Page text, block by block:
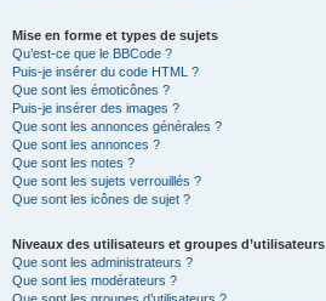
Mise en forme et types de sujets
Qu’est-ce que le BBCode ?
Puis-je insérer du code HTML ?
Que sont les émoticônes ?
Puis-je insérer des images ?
Que sont les annonces générales ?
Que sont les annonces ?
Que sont les notes ?
Que sont les sujets verrouillés ?
Que sont les icônes de sujet ?
Niveaux des utilisateurs et groupes d’utilisateurs
Que sont les administrateurs ?
Que sont les modérateurs ?